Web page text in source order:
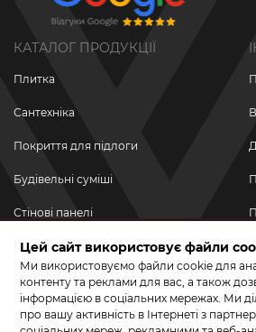
КАТАЛОГ ПРОДУКЦІЇ
Плитка
Сантехніка
Покриття для підлоги
Будівельні суміші
Стінові панелі
Новинки
Акційні товари
Акції/Знижки
Цей сайт використовує файли
Ми використовуємо файли cookie для
контенту та реклами для вас, а також
інформацією в соціальних мережах. Ми
про вашу активність в Інтернеті з